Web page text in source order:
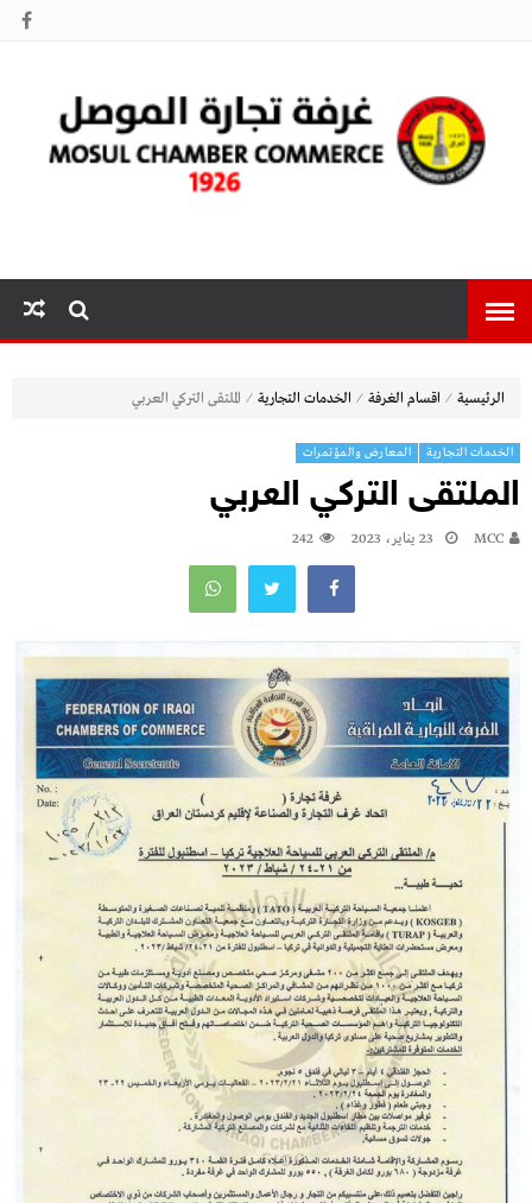
الموصل
الرئيسية ⁄ اقسام الغرفة ⁄ الخدمات التجارية ⁄ الملتقى التركي العربي
الخدمات التجارية المعارض والمؤتمرات
الملتقى التركي العربي
MCC 23 يناير، 2023 242